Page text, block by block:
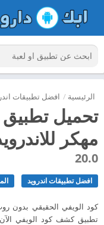
الرئيسية / افضل تطبيقات
مهكر للاندرويد
20.0
افضل تطبيقات اندرويد
كود الويفي الحقيقي بدون